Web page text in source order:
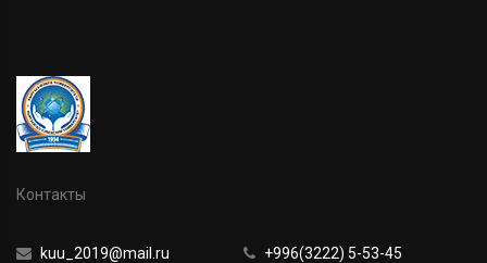
Контакты
kuu_2019@mail.ru
+996(3222) 5-53-45